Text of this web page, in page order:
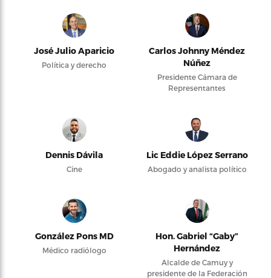
José Julio Aparicio
Política y derecho
Carlos Johnny Méndez
Núñez
Presidente Cámara de
Representantes
Dennis Dávila
Cine
Lic Eddie López Serrano
Abogado y analista político
González Pons MD
Médico radiólogo
Hon. Gabriel “Gaby”
Hernández
Alcalde de Camuy y
presidente de la Federación